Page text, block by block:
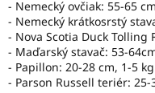
- Nemecký ovčiak: 55-65
- Nemecký krátkosrstý
- Nova Scotia Duck Tolling
- Maďarský stavač: 53-
- Papillon: 20-28 cm, 1-5 kg
- Parson Russell teriér: 25-